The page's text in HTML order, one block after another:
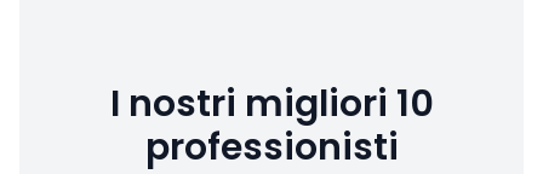
I nostri migliori 10
professionisti